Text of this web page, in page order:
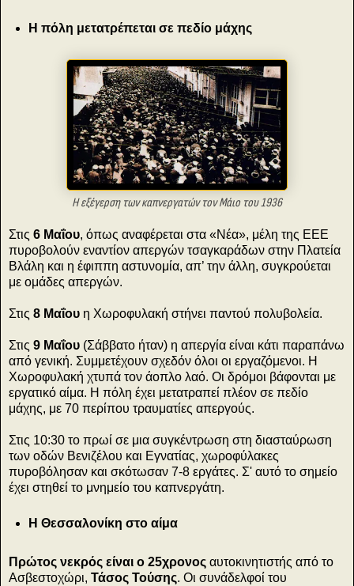
Η πόλη μετατρέπεται σε πεδίο μάχης
H εξέγερση των καπνεργατών τον Μάιο του 1936
Στις 6 Μαΐου, όπως αναφέρεται στα «Νέα», μέλη της ΕΕΕ
πυροβολούν εναντίον απεργών τσαγκαράδων στην Πλατεία
Βλάλη και η έφιππη αστυνομία, απ’ την άλλη, συγκρούεται
με ομάδες απεργών.
Στις 8 Μαΐου η Χωροφυλακή στήνει παντού πολυβολεία.
Στις 9 Μαΐου (Σάββατο ήταν) η απεργία είναι κάτι παραπάνω
από γενική. Συμμετέχουν σχεδόν όλοι οι εργαζόμενοι. Η
Χωροφυλακή χτυπά τον άοπλο λαό. Οι δρόμοι βάφονται με
εργατικό αίμα. Η πόλη έχει μετατραπεί πλέον σε πεδίο
μάχης, με 70 περίπου τραυματίες απεργούς.
Στις 10:30 το πρωί σε μια συγκέντρωση στη διασταύρωση
των οδών Βενιζέλου και Εγνατίας, χωροφύλακες
πυροβόλησαν και σκότωσαν 7-8 εργάτες. Σ' αυτό το σημείο
έχει στηθεί το μνημείο του καπνεργάτη.
Η Θεσσαλονίκη στο αίμα
Πρώτος νεκρός είναι ο 25χρονος αυτοκινητιστής από το
Ασβεστοχώρι, Τάσος Τούσης. Οι συνάδελφοί του